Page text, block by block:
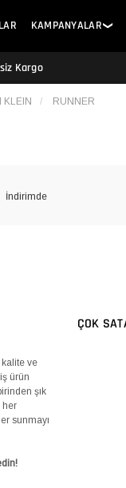
KAMPANYALAR ❯
Kargo
KLEIN RUNNER
İndirimde
kalite ve
ürün
şık
her
sunmayı
ÇOK